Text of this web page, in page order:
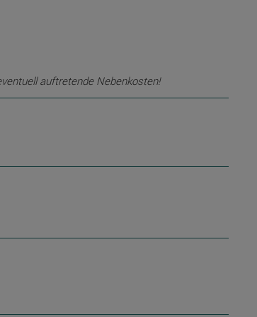
auftretende Nebenkosten!